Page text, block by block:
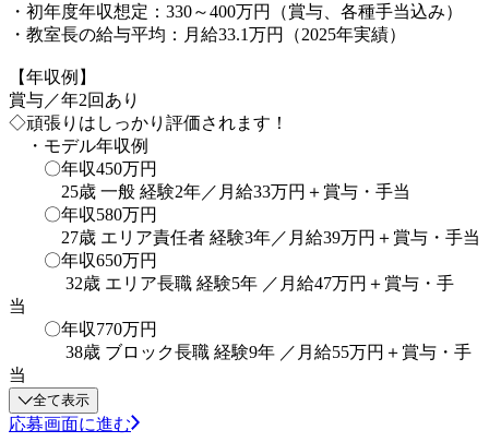
・初年度年収想定：330～400万円（賞与、各種手当込み）
・教室長の給与平均：月給33.1万円（2025年実績）
【年収例】
賞与／年2回あり
◇頑張りはしっかり評価されます！
・モデル年収例
〇年収450万円
25歳 一般 経験2年／月給33万円＋賞与・手当
〇年収580万円
27歳 エリア責任者 経験3年／月給39万円＋賞与・手当
〇年収650万円
32歳 エリア長職 経験5年 ／月給47万円＋賞与・手
当
〇年収770万円
38歳 ブロック長職 経験9年 ／月給55万円＋賞与・手
当
全て表示
応募画面に進む